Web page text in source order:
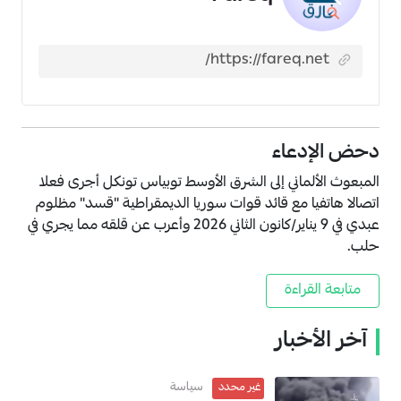
دحض الإدعاء
المبعوث الألماني إلى الشرق الأوسط توبياس تونكل أجرى فعلا
اتصالا هاتفيا مع قائد قوات سوريا الديمقراطية "قسد" مظلوم
عبدي في 9 يناير/كانون الثاني 2026 وأعرب عن قلقه مما يجري في
حلب.
متابعة القراءة
آخر الأخبار
غير محدد سياسة